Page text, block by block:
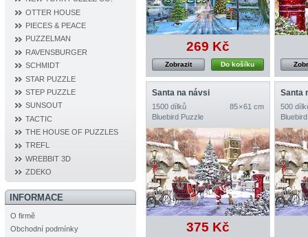
OTTER HOUSE
PIECES & PEACE
PUZZELMAN
RAVENSBURGER
SCHMIDT
STAR PUZZLE
STEP PUZZLE
SUNSOUT
TACTIC
THE HOUSE OF PUZZLES
TREFL
WREBBIT 3D
ZDEKO
INFORMACE
O firmě
Obchodní podmínky
269 Kč
Do košíku
Zobrazit
Santa na návsi
1500 dílků
85 × 61 cm
Bluebird Puzzle
375 Kč
Santa
500